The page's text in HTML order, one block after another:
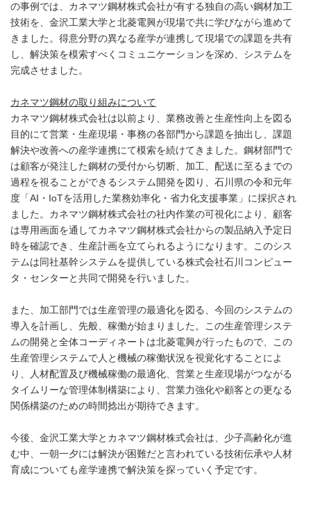
の事例では、カネマツ鋼材株式会社が有する独自の高い鋼材加工
技術を、金沢工業大学と北菱電興が現場で共に学びながら進めて
きました。得意分野の異なる産学が連携して現場での課題を共有
し、解決策を模索すべくコミュニケーションを深め、システムを
完成させました。
カネマツ鋼材の取り組みについて
カネマツ鋼材株式会社は以前より、業務改善と生産性向上を図る
目的にて営業・生産現場・事務の各部門から課題を抽出し、課題
解決や改善への産学連携にて模索を続けてきました。鋼材部門で
は顧客が発注した鋼材の受付から切断、加工、配送に至るまでの
過程を視ることができるシステム開発を図り、石川県の令和元年
度「AI・IoTを活用した業務効率化・省力化支援事業」に採択され
ました。カネマツ鋼材株式会社の社内作業の可視化により、顧客
は専用画面を通してカネマツ鋼材株式会社からの製品納入予定日
時を確認でき、生産計画を立てられるようになります。このシス
テムは同社基幹システムを提供している株式会社石川コンピュー
タ・センターと共同で開発を行いました。
また、加工部門では生産管理の最適化を図る、今回のシステムの
導入を計画し、先般、稼働が始まりました。この生産管理システ
ムの開発と全体コーディネートは北菱電興が行ったもので、この
生産管理システムで人と機械の稼働状況を視覚化することによ
り、人材配置及び機械稼働の最適化、営業と生産現場がつながる
タイムリーな管理体制構築により、営業力強化や顧客との更なる
関係構築のための時間捻出が期待できます。
今後、金沢工業大学とカネマツ鋼材株式会社は、少子高齢化が進
む中、一朝一夕には解決が困難だと言われている技術伝承や人材
育成についても産学連携で解決策を探っていく予定です。